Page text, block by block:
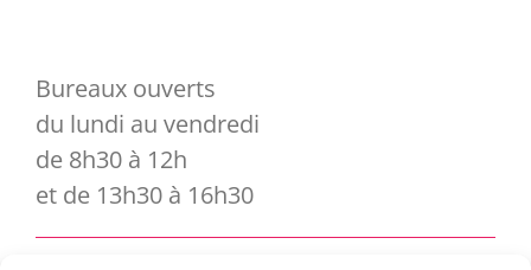
Bureaux ouverts
du lundi au vendredi
de 8h30 à 12h
et de 13h30 à 16h30